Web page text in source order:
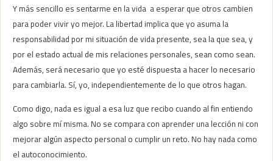
Y más sencillo es sentarme en la vida a esperar que otros cambien
para poder vivir yo mejor. La libertad implica que yo asuma la
responsabilidad por mi situación de vida presente, sea la que sea, y
por el estado actual de mis relaciones personales, sean como sean.
Además, será necesario que yo esté dispuesta a hacer lo necesario
para cambiarla. Sí, yo, independientemente de lo que otros hagan.
Como digo, nada es igual a esa luz que recibo cuando al fin entiendo
algo sobre mí misma. No se compara con aprender una lección ni con
mejorar algún aspecto personal o cumplir un reto. No hay nada como
el autoconocimiento.